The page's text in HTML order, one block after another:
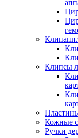
Клипсы
Кожные
Ручки